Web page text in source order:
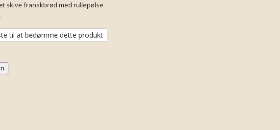
skive franskbrød med rullepølse
til at bedømme dette produkt
ven